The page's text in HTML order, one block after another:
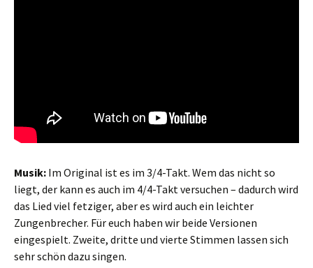
Musik: Im Original ist es im 3/4-Takt. Wem das nicht so
liegt, der kann es auch im 4/4-Takt versuchen – dadurch wird
das Lied viel fetziger, aber es wird auch ein leichter
Zungenbrecher. Für euch haben wir beide Versionen
eingespielt. Zweite, dritte und vierte Stimmen lassen sich
sehr schön dazu singen.